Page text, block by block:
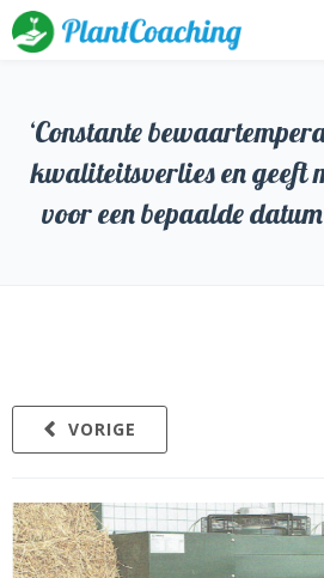
‘Constante
kwaliteitsverlies en geeft
voor een bepaalde
VORIGE